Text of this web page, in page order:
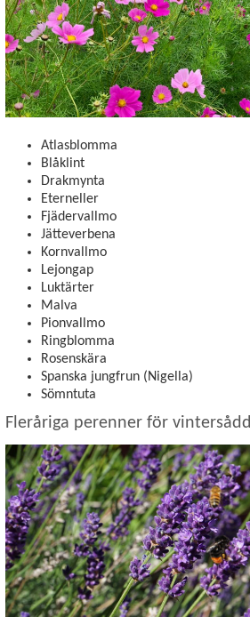
Atlasblomma
Blåklint
Drakmynta
Eterneller
Fjädervallmo
Jätteverbena
Kornvallmo
Lejongap
Luktärter
Malva
Pionvallmo
Ringblomma
Rosenskära
Spanska jungfrun (Nigella)
Sömntuta
Fleråriga perenner för vintersådd